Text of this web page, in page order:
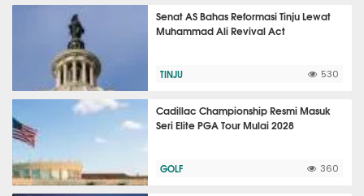
Senat AS Bahas Reformasi Tinju Lewat
Muhammad Ali Revival Act
TINJU 530
Cadillac Championship Resmi Masuk
Seri Elite PGA Tour Mulai 2028
GOLF 360